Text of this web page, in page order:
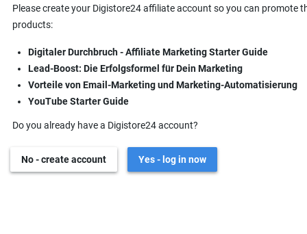
Please create your Digistore24 affiliate account so you can promote
products:
Digitaler Durchbruch - Affiliate Marketing Starter Guide
Lead-Boost: Die Erfolgsformel für Dein Marketing
Vorteile von Email-Marketing und Marketing-Automatisierung
YouTube Starter Guide
Do you already have a Digistore24 account?
No - create account Yes - log in now